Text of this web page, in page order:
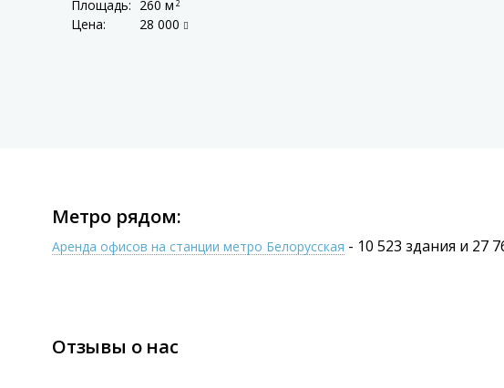
Площадь: 260 м 2
Цена: 28 000
Метро рядом:
Аренда офисов на станции метро Белорусская - 10 523 здания и 27
Отзывы о нас